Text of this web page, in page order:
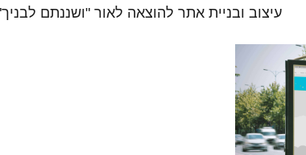
עיצוב ובניית אתר להוצאה לאור "ושננתם